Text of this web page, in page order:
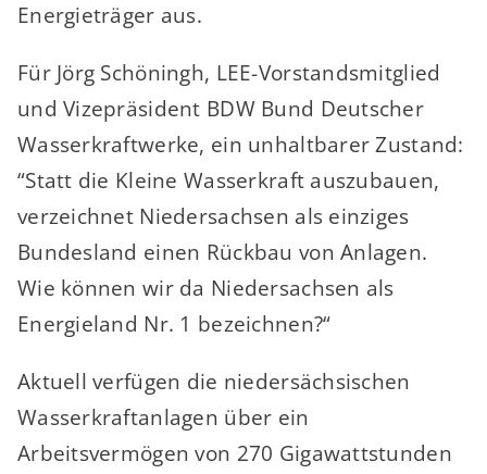
Energieträger aus.
Für Jörg Schöningh, LEE-Vorstandsmitglied
und Vizepräsident BDW Bund Deutscher
Wasserkraftwerke, ein unhaltbarer Zustand:
“Statt die Kleine Wasserkraft auszubauen,
verzeichnet Niedersachsen als einziges
Bundesland einen Rückbau von Anlagen.
Wie können wir da Niedersachsen als
Energieland Nr. 1 bezeichnen?“
Aktuell verfügen die niedersächsischen
Wasserkraftanlagen über ein
Arbeitsvermögen von 270 Gigawattstunden